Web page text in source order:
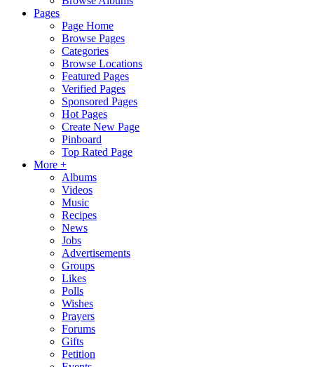
Pages
Page Home
Browse Pages
Categories
Browse Locations
Featured Pages
Verified Pages
Sponsored Pages
Hot Pages
Create New Page
Pinboard
Top Rated Page
More +
Albums
Videos
Music
Recipes
News
Jobs
Advertisements
Groups
Likes
Polls
Wishes
Prayers
Forums
Gifts
Petition